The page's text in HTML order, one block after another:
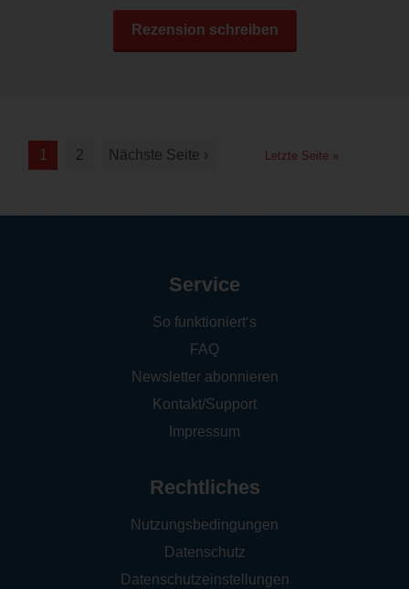
Rezension schreiben
1 2 Nächste Seite › Letzte Seite »
Service
So funktioniert‘s
FAQ
Newsletter abonnieren
Kontakt/Support
Impressum
Rechtliches
Nutzungsbedingungen
Datenschutz
Datenschutzeinstellungen